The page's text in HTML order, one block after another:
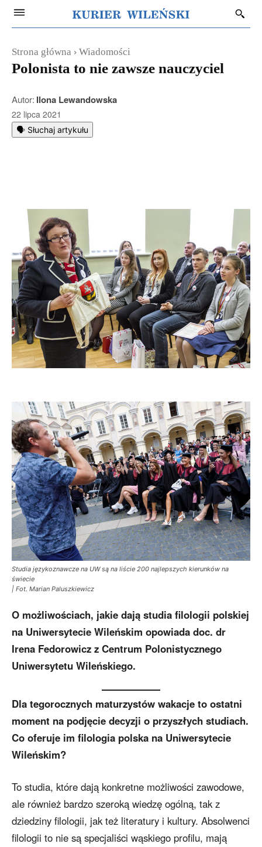
Strona główna Wiadomości
Polonista to nie zawsze nauczyciel
Autor: Ilona Lewandowska
22 lipca 2021
🗣️ Słuchaj artykułu
Studia językoznawcze na UW są na liście 200 najlepszych kierunków na
świecie
| Fot. Marian Paluszkiewicz
O możliwościach, jakie dają studia filologii polskiej
na Uniwersytecie Wileńskim opowiada doc. dr
Irena Fedorowicz z Centrum Polonistycznego
Uniwersytetu Wileńskiego.
Dla tegorocznych maturzystów wakacje to ostatni
moment na podjęcie decyzji o przyszłych studiach.
Co oferuje im filologia polska na Uniwersytecie
Wileńskim?
To studia, które dają konkretne możliwości zawodowe,
ale również bardzo szeroką wiedzę ogólną, tak z
dziedziny filologii, jak też literatury i kultury. Absolwenci
filologii to nie są specjaliści wąskiego profilu, mają